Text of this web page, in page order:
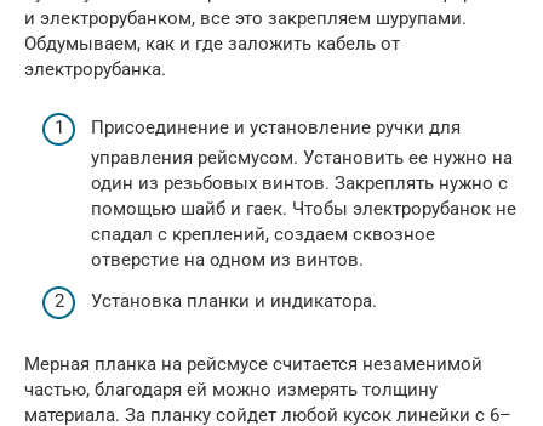
и электрорубанком, все это закрепляем шурупами.
Обдумываем, как и где заложить кабель от
электрорубанка.
Присоединение и установление ручки для
управления рейсмусом. Установить ее нужно на
один из резьбовых винтов. Закреплять нужно с
помощью шайб и гаек. Чтобы электрорубанок не
спадал с креплений, создаем сквозное
отверстие на одном из винтов.
Установка планки и индикатора.
Мерная планка на рейсмусе считается незаменимой
частью, благодаря ей можно измерять толщину
материала. За планку сойдет любой кусок линейки с 6–